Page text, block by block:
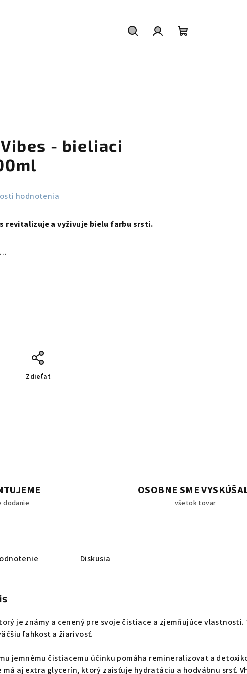
- bieliaci
hodnotenia
revitalizuje a vyživuje bielu farbu srsti.
Zdieľať
dodanie
OSOBNE SME
všetok tovar
Diskusia
je známy a cenený pre svoje čistiace a zjemňujúce vlastnosti.
ľahkosť a žiarivosť.
jemnému čistiacemu účinku pomáha remineralizovať a
aj extra glycerín, ktorý zaisťuje hydratáciu a hodvábnu srsť.